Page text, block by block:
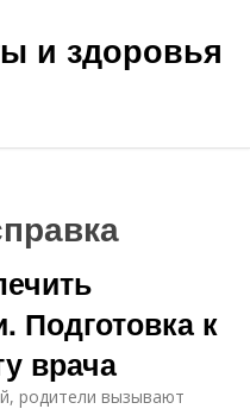
и здоровья
Подготовка к
врача
родители вызывают